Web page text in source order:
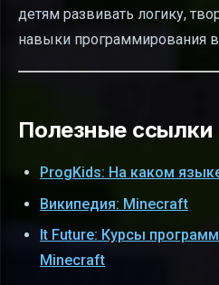
детям развивать логику,
навыки программирования
Полезные ссылки
ProgKids: На каком
Википедия: Minecraft
It Future: Курсы
Minecraft